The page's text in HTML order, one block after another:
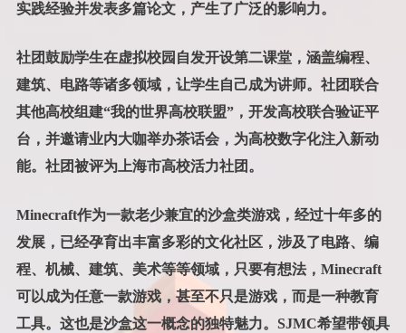
实践经验并发表多篇论文，产生了广泛的影响力。
社团鼓励学生在虚拟校园自发开设第二课堂，涵盖编程、
建筑、电路等诸多领域，让学生自己成为讲师。社团联合
其他高校组建“我的世界高校联盟”，开发高校联合验证平
台，并邀请业内大咖举办茶话会，为高校数字化注入新动
能。社团被评为上海市高校活力社团。
Minecraft作为一款老少兼宜的沙盒类游戏，经过十年多的
发展，已经孕育出丰富多彩的文化社区，涉及了电路、编
程、机械、建筑、美术等等领域，只要有想法，Minecraft
可以成为任意一款游戏，甚至不只是游戏，而是一种教育
工具。这也是沙盒这一概念的独特魅力。SJMC希望带领具